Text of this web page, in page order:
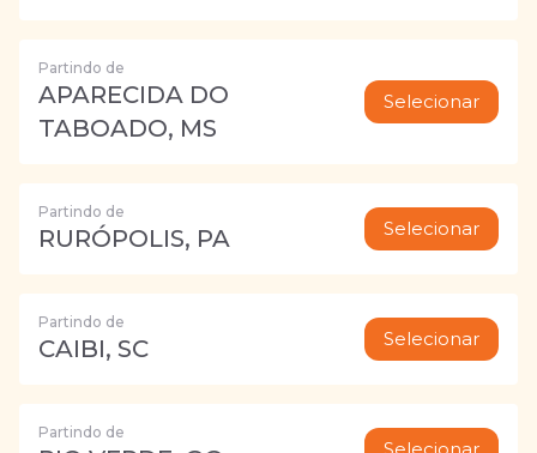
Partindo de
APARECIDA DO
TABOADO, MS
Selecionar
Partindo de
RURÓPOLIS, PA Selecionar
Partindo de
CAIBI, SC Selecionar
Partindo de